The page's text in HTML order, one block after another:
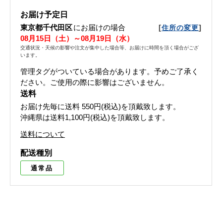
お届け予定日
東京都千代田区にお届けの場合 [住所の変更]
08月15日（土）～08月19日（水）
交通状況・天候の影響や注文が集中した場合等、お届けに時間を頂く場合がござ
います。
管理タグがついている場合があります。予めご了承く
ださい。ご使用の際に影響はございません。
送料
お届け先毎に送料 550円(税込)を頂戴致します。
沖縄県は送料1,100円(税込)を頂戴致します。
送料について
配送種別
通常品